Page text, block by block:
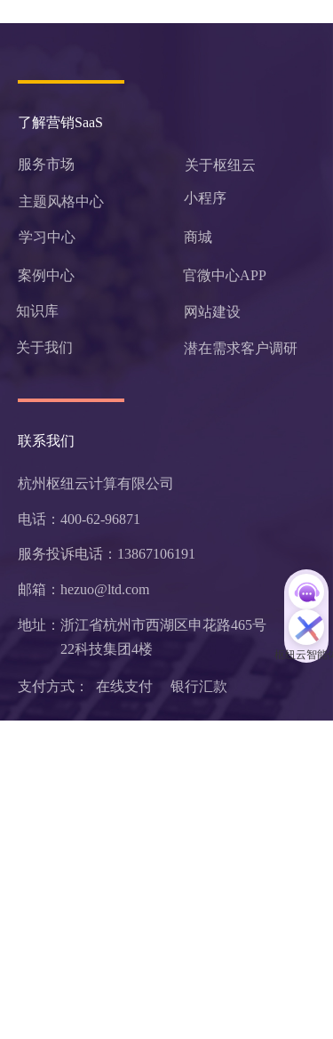
了解营销SaaS
关于枢纽云
服务市场
主题风格中心 小程序
学习中心 商城
联系我们
杭州枢纽云计算有限公司
电话：400-62-96871
邮箱：hezuo@ltd.com
地址：浙江省杭州市西湖区申花路465号
支付方式：  在线支付     银行汇款
案例中心 官微中心APP
知识库 网站建设
关于我们
服务投诉电话： 13867106191
潜在需求客户调研
22科技集团4楼